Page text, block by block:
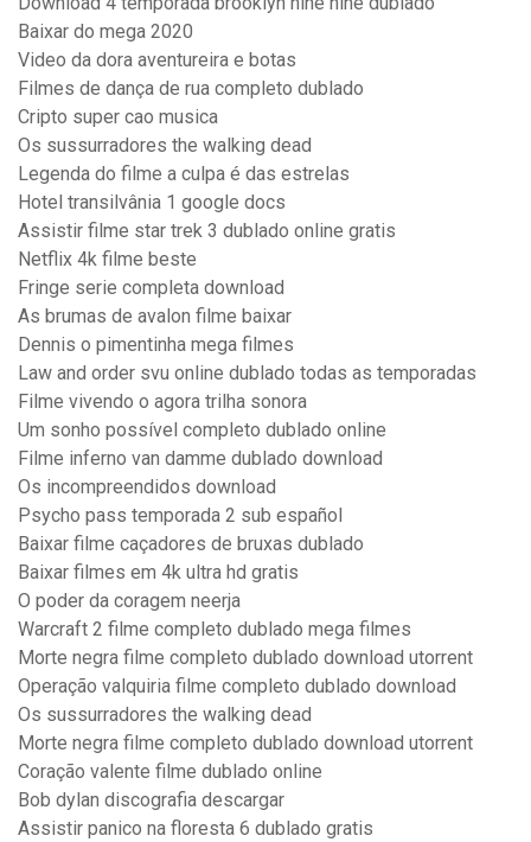
Baixar do mega 2020
Video da dora aventureira e botas
Filmes de dança de rua completo dublado
Cripto super cao musica
Os sussurradores the walking dead
Legenda do filme a culpa é das estrelas
Hotel transilvânia 1 google docs
Assistir filme star trek 3 dublado online gratis
Netflix 4k filme beste
Fringe serie completa download
As brumas de avalon filme baixar
Dennis o pimentinha mega filmes
Law and order svu online dublado todas as temporadas
Filme vivendo o agora trilha sonora
Um sonho possível completo dublado online
Filme inferno van damme dublado download
Os incompreendidos download
Psycho pass temporada 2 sub español
Baixar filme caçadores de bruxas dublado
Baixar filmes em 4k ultra hd gratis
O poder da coragem neerja
Warcraft 2 filme completo dublado mega filmes
Morte negra filme completo dublado download utorrent
Operação valquiria filme completo dublado download
Os sussurradores the walking dead
Morte negra filme completo dublado download utorrent
Coração valente filme dublado online
Bob dylan discografia descargar
Assistir panico na floresta 6 dublado gratis